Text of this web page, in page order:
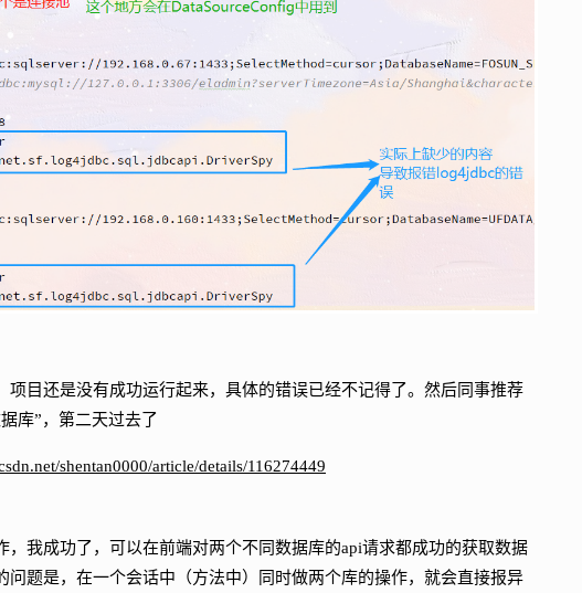
项目还是没有成功运行起来，具体的错误已经不记得了。然后同事推荐
库”，第二天过去了
shentan0000/article/details/116274449
，我成功了，可以在前端对两个不同数据库的api请求都成功的获取数据
问题是，在一个会话中（方法中）同时做两个库的操作，就会直接报异